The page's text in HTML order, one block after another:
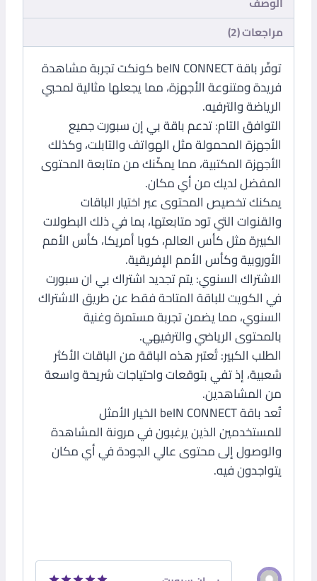
مراجعات (2)
توفّر باقة beIN CONNECT كونكت تجربة مشاهدة
فريدة ومتنوعة الأجهزة، مما يجعلها مثالية لمحبي
الرياضة والترفيه.
التوافق التام: تدعم باقة بي إن سبورت جميع
الأجهزة المحمولة مثل الهواتف والتابلت، وكذلك
الأجهزة المكتبية، مما يمكّنك من متابعة المحتوى
المفضل لديك من أي مكان.
يمكنك تخصيص المحتوى عبر اختيار الباقات
والقنوات التي تود متابعتها، بما في ذلك البطولات
الكبيرة مثل كأس العالم، كوبا أمريكا، كأس الأمم
الأوروبية وكأس الأمم الإفريقية.
الاشتراك السنوي: يتم تجديد اشتراك بي ان سبورت
في الكويت للباقة المتاحة فقط عن طريق الاشتراك
السنوي، مما يضمن تجربة مستمرة وغنية
بالمحتوى الرياضي والترفيهي.
الطلب الكبير: تُعتبر هذه الباقة من الباقات الأكثر
شعبية، إذ تفي بتوقعات واحتياجات شريحة واسعة
من المشاهدين.
تُعد باقة beIN CONNECT الخيار الأمثل
للمستخدمين الذين يرغبون في مرونة المشاهدة
والوصول إلى محتوى عالي الجودة في أي مكان
يتواجدون فيه.